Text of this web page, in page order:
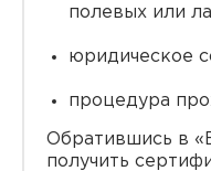
полевых или
юридическое
процедура
Обратившись в
получить